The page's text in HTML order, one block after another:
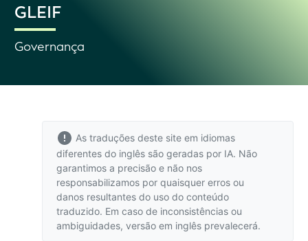
GLEIF
Governança
As traduções deste site em idiomas
diferentes do inglês são geradas por IA. Não
garantimos a precisão e não nos
responsabilizamos por quaisquer erros ou
danos resultantes do uso do conteúdo
traduzido. Em caso de inconsistências ou
ambiguidades, versão em inglês prevalecerá.